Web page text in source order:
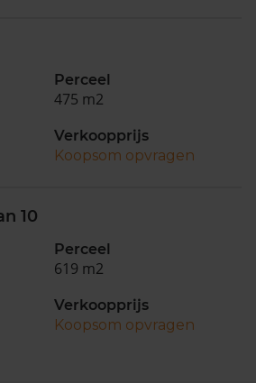
Perceel
475 m2
Verkoopprijs
Koopsom opvragen
10
Perceel
619 m2
Verkoopprijs
Koopsom opvragen